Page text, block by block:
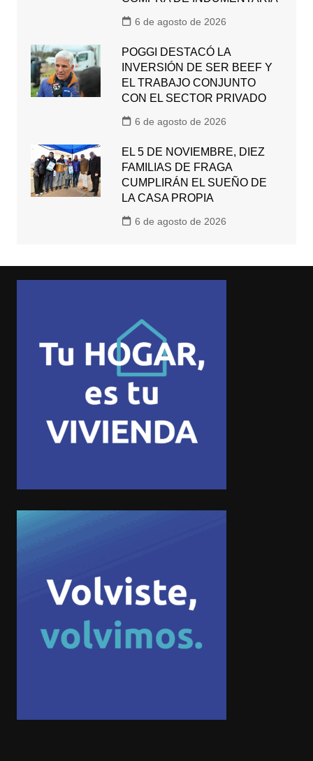
6 de agosto de 2026
POGGI DESTACÓ LA
INVERSIÓN DE SER BEEF Y
EL TRABAJO CONJUNTO
CON EL SECTOR PRIVADO
6 de agosto de 2026
EL 5 DE NOVIEMBRE, DIEZ
FAMILIAS DE FRAGA
CUMPLIRÁN EL SUEÑO DE
LA CASA PROPIA
6 de agosto de 2026